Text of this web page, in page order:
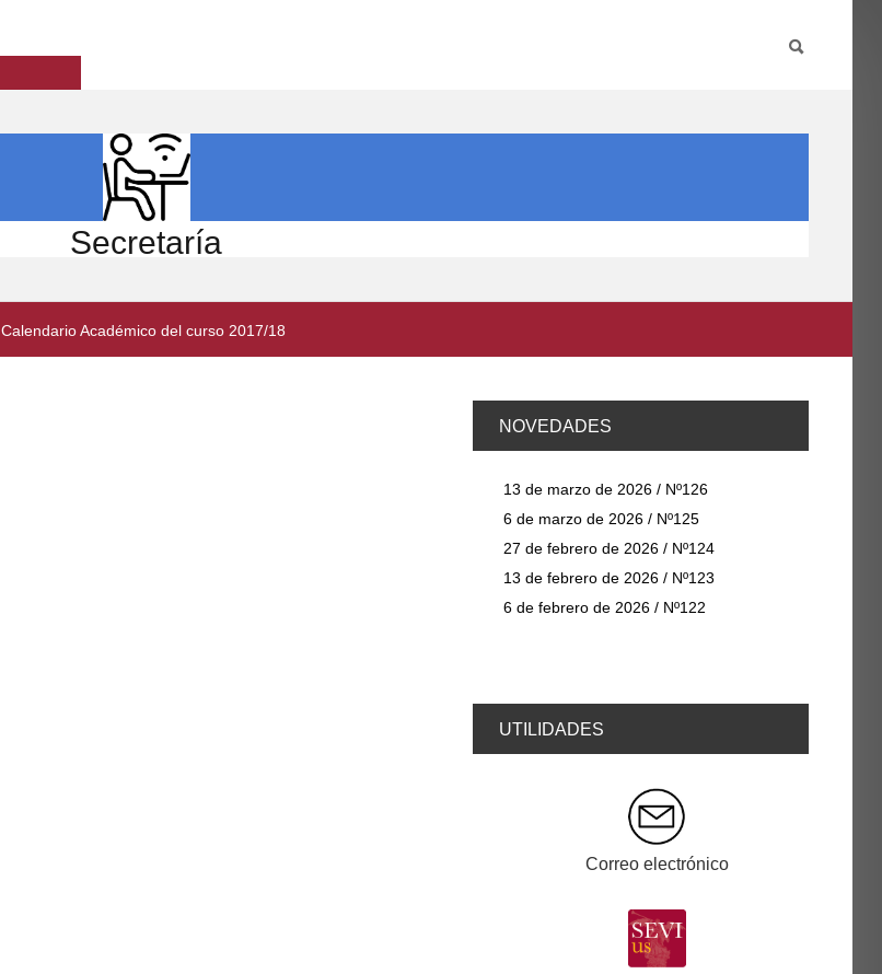
Secretaría
Calendario Académico del curso 2017/18
NOVEDADES
13 de marzo de 2026 / Nº126
6 de marzo de 2026 / Nº125
27 de febrero de 2026 / Nº124
13 de febrero de 2026 / Nº123
6 de febrero de 2026 / Nº122
UTILIDADES
Correo electrónico